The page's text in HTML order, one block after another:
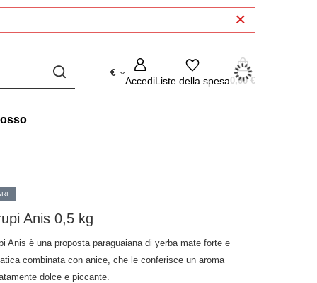
€
AccediListe della spesa0,00 €
Anis 0,5 kg
Anis è una proposta paraguaiana di yerba mate forte e
combinata con anice, che le conferisce un aroma
dolce e piccante.